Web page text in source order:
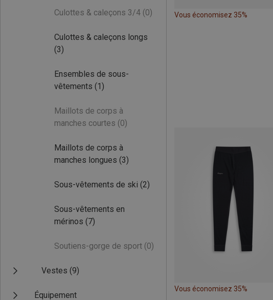
Culottes & caleçons 3/4 (0)
Culottes & caleçons longs
(3)
Ensembles de sous-
vêtements (1)
Maillots de corps à
manches courtes (0)
Maillots de corps à
manches longues (3)
Sous-vêtements de ski (2)
Sous-vêtements en
mérinos (7)
Soutiens-gorge de sport (0)
Vestes (9)
Équipement
Vous économisez 35%
Vous économisez 35%